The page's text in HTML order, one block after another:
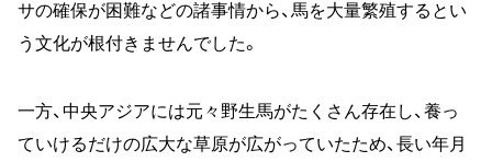
サの確保が困難などの諸事情から、馬を大量繁殖するとい
う文化が根付きませんでした。
一方、中央アジアには元々野生馬がたくさん存在し、養っ
ていけるだけの広大な草原が広がっていたため、長い年月